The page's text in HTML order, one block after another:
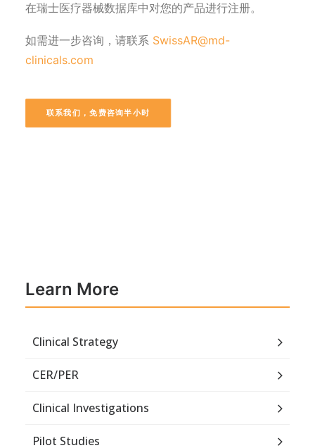
在瑞士医疗器械数据库中对您的产品进行注册。
如需进一步咨询，请联系 SwissAR@md-
clinicals.com
联系我们，免费咨询半小时
Learn More
Clinical Strategy
CER/PER
Clinical Investigations
Pilot Studies